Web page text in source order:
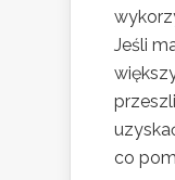
Jeśli
co